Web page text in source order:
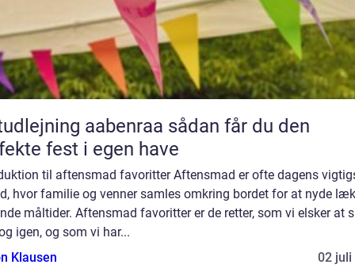
aabenraa sådan får du den
fest i egen have
til aftensmad favoritter Aftensmad er ofte dagens
hvor familie og venner samles omkring bordet for at nyde
måltider. Aftensmad favoritter er de retter, som vi elsker at
igen, og som vi har...
Klausen
02 juli